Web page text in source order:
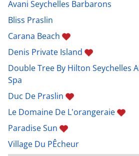
Avani Seychelles Barbarons
Bliss Praslin
Carana Beach
Denis Private Island
Double Tree By Hilton Seychelles
Spa
Duc De Praslin
Le Domaine De L'orangeraie
Paradise Sun
Village Du PÊcheur